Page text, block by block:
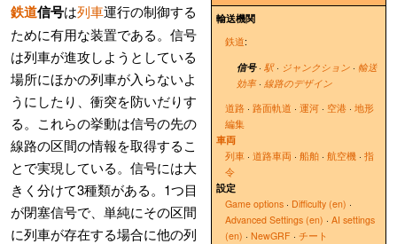
輸送機関
鉄道:
信号· 駅· ジャンクション · 輸送
効率· 線路のデザイン
道路 · 路面軌道 · 運河 · 空港 · 地形
編集
車両
列車 · 道路車両 · 船舶 · 航空機 · 指
令
設定
Game options · Difficulty (en) ·
Advanced Settings (en) · AI settings
(en) · NewGRF · チート
鉄道信号は列車運行の制御する
ために有用な装置である。信号
は列車が進攻しようとしている
場所にほかの列車が入らないよ
うにしたり、衝突を防いだりす
る。これらの挙動は信号の先の
線路の区間の情報を取得するこ
とで実現している。信号には大
きく分けて3種類がある。1つ目
が閉塞信号で、単純にその区間
に列車が存在する場合に他の列